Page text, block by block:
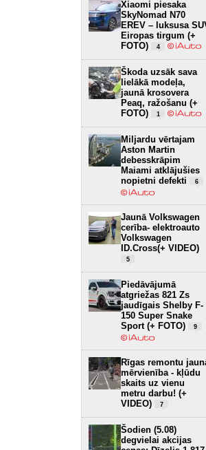
Xiaomi piesaka
SkyNomad N70
EREV – luksusa
Eiropas tirgum (+
FOTO)
4
Škoda uzsāk sava
lielākā modeļa,
jaunā krosovera
Peaq, ražošanu (+
FOTO)
1
Miljardu vērtajam
Aston Martin
debesskrāpim
Maiami atklājušies
nopietni defekti
6
Jaunā Volkswagen
cerība- elektroauto
Volkswagen
ID.Cross(+ VIDEO)
5
Piedāvājumā
atgriežas 821 Zs
jaudīgais Shelby F-
150 Super Snake
Sport (+ FOTO)
9
Rīgas remontu
mērvienība - kļūdu
skaits uz vienu
metru darbu! (+
VIDEO)
7
Šodien (5.08)
degvielai akcijas